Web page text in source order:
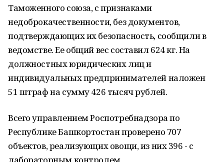
Таможенного союза, с признаками
недоброкачественности, без документов,
подтверждающих их безопасность, сообщили в
ведомстве. Ее общий вес составил 624 кг. На
должностных юридических лиц и
индивидуальных предпринимателей наложен
51 штраф на сумму 426 тысяч рублей.
Всего управлением Роспотребнадзора по
Республике Башкортостан проверено 707
объектов, реализующих овощи, из них 396 - с